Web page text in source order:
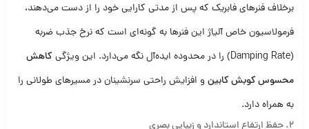
برخلاف فنرهای فابریک که پس از مدتی کارایی خود را از دست می‌دهند،
فرمولاسیون خاص آلیاژ این فنرها به گونه‌ای است که نرخ جذب ضربه
(Damping Rate) را در محدوده ایده‌آل نگه می‌دارد. این ویژگی
کاهش
محسوس کوبش کابینو افزایش راحتی سرنشینان در مسیرهای طولانی را
به همراه دارد.
۲. حفظ ارتفاع استاندارد و زیبایی بصری